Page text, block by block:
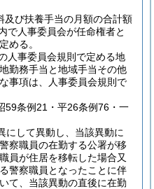
及び扶養手当の月額の合計額
で人事委員会が任命権者と
める。
人事委員会規則で定める地
勤務手当と地域手当その他
事項は、人事委員会規則で
59条例21・平26条例76・一
にして異動し、当該異動に
察職員の在勤する公署が移
員が住居を移転した場合又
警察職員となったことに伴
て、当該異動の直後に在勤